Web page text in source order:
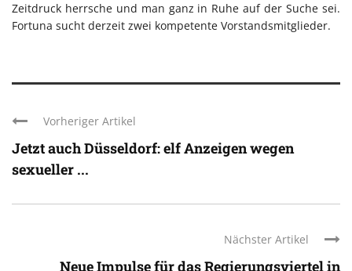
Zeitdruck herrsche und man ganz in Ruhe auf der Suche sei.
Fortuna sucht derzeit zwei kompetente Vorstandsmitglieder.
Vorheriger Artikel
Jetzt auch Düsseldorf: elf Anzeigen wegen
sexueller ...
Nächster Artikel
Neue Impulse für das Regierungsviertel in